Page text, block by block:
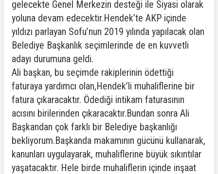
gelecekte Genel Merkezin desteği ile Siyasi olarak
yoluna devam edecektir.Hendek’te AKP içinde
yıldızı parlayan Sofu’nun 2019 yılında yapılacak olan
Belediye Başkanlık seçimlerinde de en kuvvetli
adayı durumuna geldi.
Ali başkan, bu seçimde rakiplerinin ödettiği
faturaya yardımcı olan,Hendek’li muhaliflerine bir
fatura çıkaracaktır. Ödediği intikam faturasının
acısını birilerinden çıkaracaktır.Bundan sonra Ali
Başkandan çok farklı bir Belediye başkanlığı
bekliyorum.Başkanda makamının gücünü kullanarak,
kanunları uygulayarak, muhaliflerine büyük sıkıntılar
yaşatacaktır. Hele birde muhaliflerin içinde inşaat